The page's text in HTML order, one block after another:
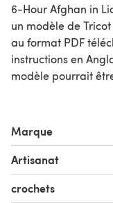
6-Hour Afghan in
un modèle de Tricot gratuit par Lion Brand, disponible
au format PDF
instructions en
modèle pourrait
Marque
Artisanat
crochets